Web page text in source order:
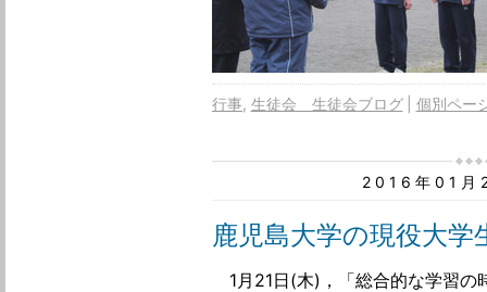
行事 生徒会 生徒会ブログ 個別ペー
2016年01月
鹿児島大学の現役大学
1月21日(木)，「総合的な学習の